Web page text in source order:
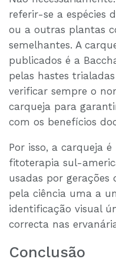
referir-se a espécies
ou a outras plantas
semelhantes. A
publicados é a
pelas hastes
verificar sempre o
carqueja para
com os benefícios
Por isso, a carqueja
fitoterapia sul-
usadas por gerações
pela ciência uma a
identificação visual
correcta nas
Conclusão